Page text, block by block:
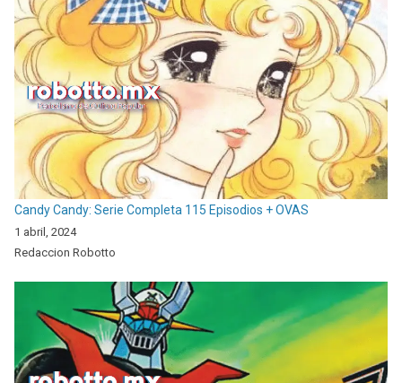
Candy Candy: Serie Completa 115 Episodios + OVAS
1 abril, 2024
Redaccion Robotto